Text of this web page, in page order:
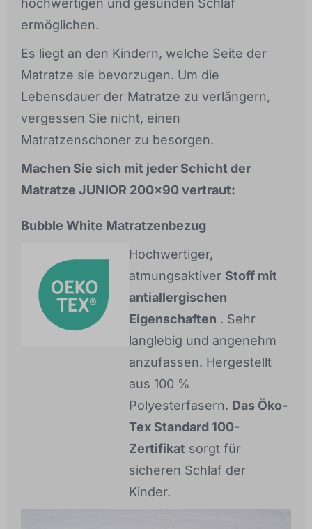
hochwertigen und gesunden Schlaf
ermöglichen.
Es liegt an den Kindern, welche Seite der
Matratze sie bevorzugen. Um die
Lebensdauer der Matratze zu verlängern,
vergessen Sie nicht, einen
Matratzenschoner zu besorgen.
Machen Sie sich mit jeder Schicht der
Matratze JUNIOR 200x90 vertraut:
Bubble White Matratzenbezug
Hochwertiger,
atmungsaktiver Stoff mit
antiallergischen
Eigenschaften . Sehr
langlebig und angenehm
anzufassen. Hergestellt
aus 100 %
Polyesterfasern. Das Öko-
Tex Standard 100-
Zertifikat sorgt für
sicheren Schlaf der
Kinder.